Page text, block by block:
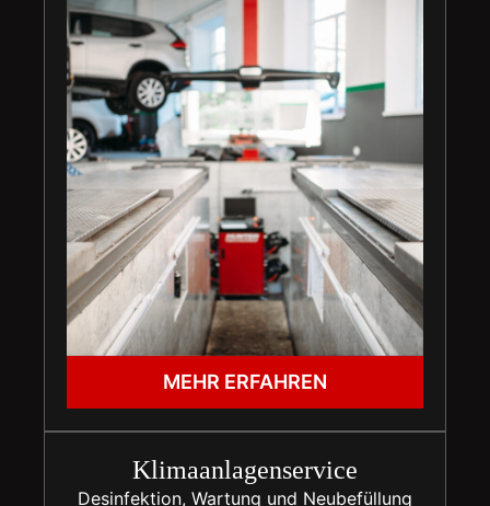
MEHR ERFAHREN
Klimaanlagenservice
Desinfektion, Wartung und Neubefüllung